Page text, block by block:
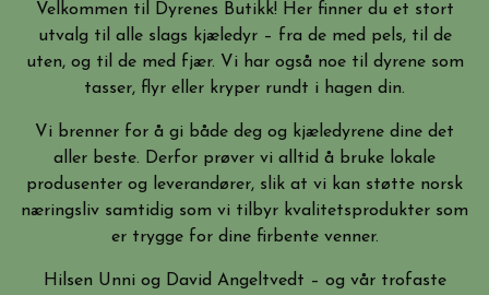
Velkommen til Dyrenes Butikk! Her finner du et stort
utvalg til alle slags kjæledyr – fra de med pels, til de
uten, og til de med fjær. Vi har også noe til dyrene som
tasser, flyr eller kryper rundt i hagen din.
Vi brenner for å gi både deg og kjæledyrene dine det
aller beste. Derfor prøver vi alltid å bruke lokale
produsenter og leverandører, slik at vi kan støtte norsk
næringsliv samtidig som vi tilbyr kvalitetsprodukter som
er trygge for dine firbente venner.
Hilsen Unni og David Angeltvedt – og vår trofaste